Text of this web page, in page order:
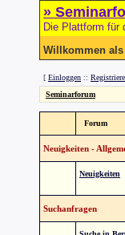
»
Die Plattform für
Willkommen als
[ Einloggen ::
Seminarforum
Forum
Neuigkeiten -
Neuigkeiten
Suchanfragen